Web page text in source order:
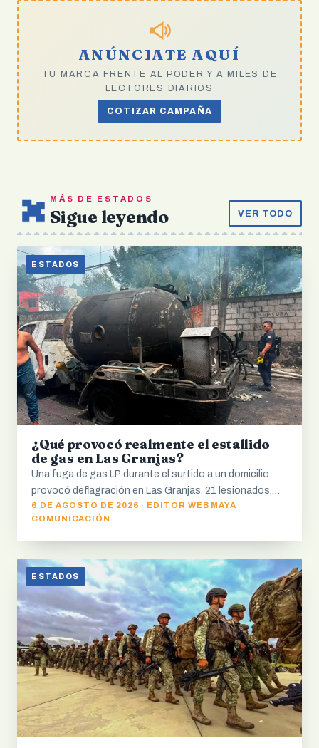
ANÚNCIATE AQUÍ
TU MARCA FRENTE AL PODER Y A MILES DE
LECTORES DIARIOS
COTIZAR CAMPAÑA
MÁS DE ESTADOS
Sigue leyendo VER TODO
ESTADOS
¿Qué provocó realmente el estallido
de gas en Las Granjas?
Una fuga de gas LP durante el surtido a un domicilio
provocó deflagración en Las Granjas. 21 lesionados,…
6 DE AGOSTO DE 2026 · EDITOR WEB MAYA
COMUNICACIÓN
ESTADOS